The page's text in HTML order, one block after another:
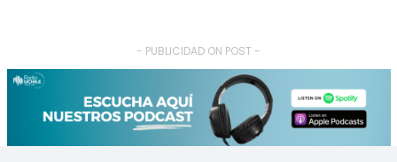
- PUBLICIDAD ON POST -